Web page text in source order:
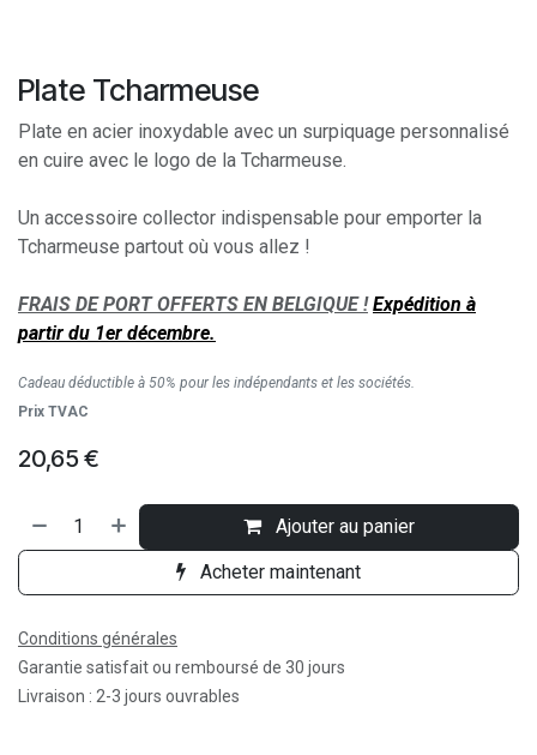
Plate Tcharmeuse
Plate en acier inoxydable avec un surpiquage personnalisé
en cuire avec le logo de la Tcharmeuse.
Un accessoire collector indispensable pour emporter la
Tcharmeuse partout où vous allez !
FRAIS DE PORT OFFERTS EN BELGIQUE ! Expédition à
partir du 1er décembre.
Cadeau déductible à 50% pour les indépendants et les sociétés.
Prix TVAC
20,65 €
Ajouter au panier
Acheter maintenant
Conditions générales
Garantie satisfait ou remboursé de 30 jours
Livraison : 2-3 jours ouvrables